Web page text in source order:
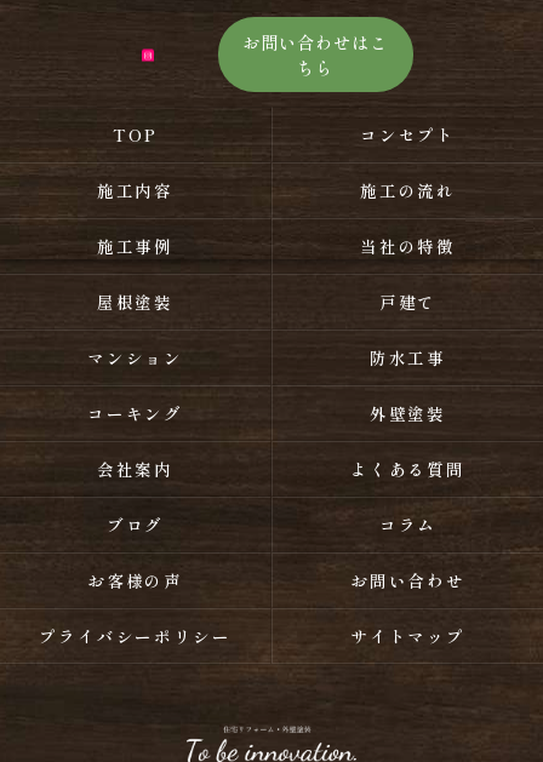
お問い合わせはこ
ちら
TOP コンセプト
施工内容 施工の流れ
施工事例 当社の特徴
屋根塗装 戸建て
マンション 防水工事
コーキング 外壁塗装
会社案内 よくある質問
ブログ コラム
お客様の声 お問い合わせ
プライバシーポリシー サイトマップ